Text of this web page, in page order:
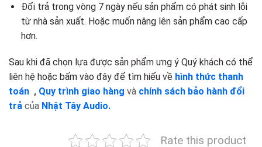
Đổi trả trong vòng 7 ngày nếu sản phẩm có phát sinh lỗi
từ nhà sản xuất. Hoặc muốn nâng lên sản phẩm cao cấp
hơn.
Sau khi đã chọn lựa được sản phẩm ưng ý Quý khách có thể
liên hệ hoặc bấm vào đây để tìm hiểu về hình thức thanh
toán , Quy trình giao hàng và chính sách bảo hành đổi
trả của Nhật Tây Audio.
Rate this product